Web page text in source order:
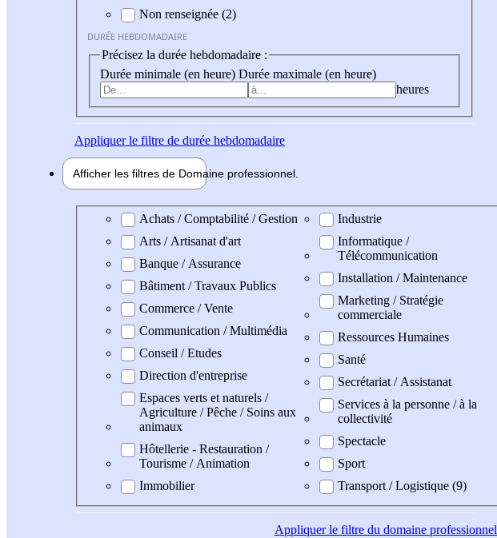
Non renseignée (2)
DURÉE HEBDOMADAIRE
Précisez la durée hebdomadaire :
Durée minimale (en heure) Durée maximale (en heure)
heures
Appliquerle filtre de durée hebdomadaire
Afficher les filtres de Domaine professionnel
Domaine professionel
Achats / Comptabilité / Gestion
Arts / Artisanat d'art
Banque / Assurance
Bâtiment / Travaux Publics
Commerce / Vente
Communication / Multimédia
Conseil / Etudes
Direction d'entreprise
Espaces verts et naturels /
Agriculture / Pêche / Soins aux
animaux
Hôtellerie - Restauration /
Tourisme / Animation
Immobilier
Industrie
Informatique /
Télécommunication
Installation / Maintenance
Marketing / Stratégie
commerciale
Ressources Humaines
Santé
Secrétariat / Assistanat
Services à la personne / à la
collectivité
Spectacle
Sport
Transport / Logistique (9)
Appliquerle filtre du domaine professionnel